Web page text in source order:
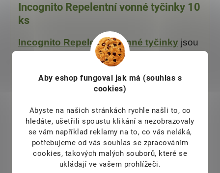
Aby eshop fungoval jak má (souhlas s
cookies)
Abyste na našich stránkách rychle našli to, co
hledáte, ušetřili spoustu klikání a nezobrazovaly
se vám například reklamy na to, co vás neláká,
potřebujeme od vás souhlas se zpracováním
cookies, takových malých souborů, které se
ukládají ve vašem prohlížeči.
Incognito Repelentní vonné tyčinky 10
ks
Incognito Repelentní vonné tyčinky jsou
vhodné tam, kde chcete zpříjemnit okolní
prostor. Využijete je na terase, balkoně,
zahradě nebo při kempování.
Tyčinky pomáhají vytvořit příjemnou
citrusovou atmosféru při večerním
posezení venku. Jsou praktickým
doplňkem ke spreji nebo opalovacímu